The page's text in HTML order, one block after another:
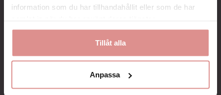
information som du har tillhandahållit eller som de har
Tillåt alla
Anpassa
Modell
Öppen tå - Stay-up
Beskrivning